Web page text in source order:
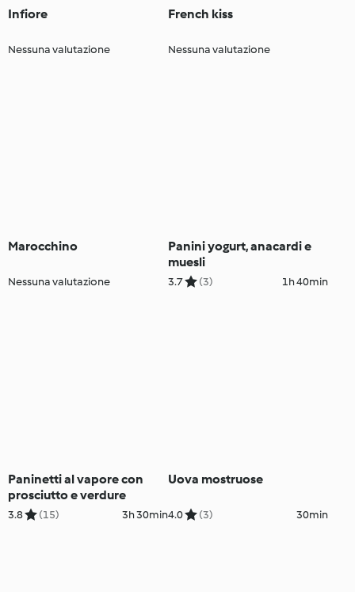
Infiore
Nessuna valutazione
French kiss
Nessuna valutazione
Marocchino
Nessuna valutazione
Panini yogurt, anacardi e
muesli
3.7 (3) 1h 40min
Paninetti al vapore con
prosciutto e verdure
3.8 (15) 3h 30min
Uova mostruose
4.0 (3) 30min